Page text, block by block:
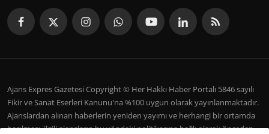
Ajans Expres Gazetesi Copyright © Her Hakkı Haber Portalı 5846 sayılı
Fikir ve Sanat Eserleri Kanunu'na %100 uygun olarak yayınlanmaktadır.
Ajanslardan alınan haberlerin yeniden yayımı ve herhangi bir ortamda
basılması, ilgili ajansların bu yöndeki politikasına bağlı olarak önceden